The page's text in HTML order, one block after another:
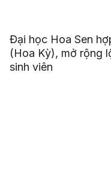
Đại học Hoa Sen
(Hoa Kỳ), mở rộng
sinh viên